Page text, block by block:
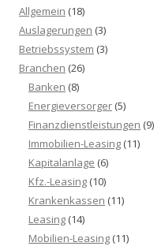
Allgemein (18)
Auslagerungen (3)
Betriebssystem (3)
Branchen (26)
Banken (8)
Energieversorger (5)
Finanzdienstleistungen (9)
Immobilien-Leasing (11)
Kapitalanlage (6)
Kfz.-Leasing (10)
Krankenkassen (11)
Leasing (14)
Mobilien-Leasing (11)